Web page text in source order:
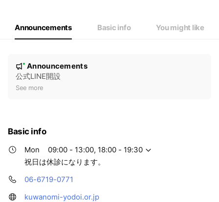
祝日は休診になります。
Announcements Basic info You might like
e
New
Announcements
公式LINE開設
See more
Basic info
Mon
09:00 - 13:00, 18:00 - 19:30
祝日は休診になります。
06-6719-0771
kuwanomi-yodoi.or.jp